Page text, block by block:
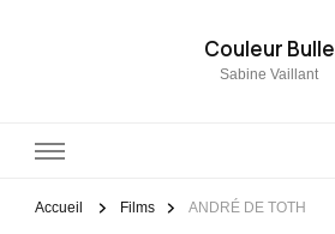
Couleur Bulle
Sabine Vaillant
Accueil Films ANDRÉ DE TOTH